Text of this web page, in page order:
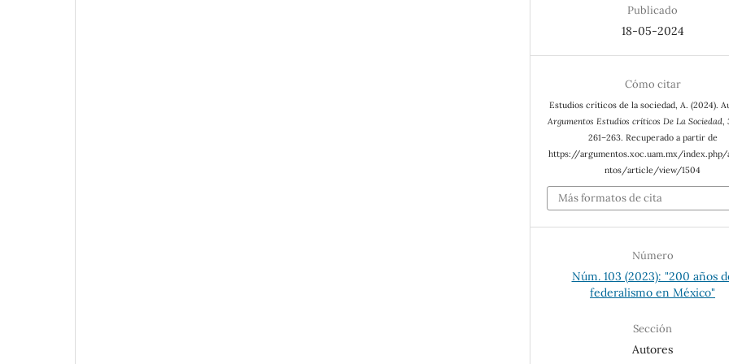
Publicado
18-05-2024
Cómo citar
Estudios críticos de la sociedad, A. (2024).
Argumentos Estudios críticos De La Sociedad,
261–263. Recuperado a partir de
https://argumentos.xoc.uam.mx/index.php/
ntos/article/view/1504
Más formatos de cita
Número
Núm. 103 (2023): "200 años
federalismo en México"
Sección
Autores